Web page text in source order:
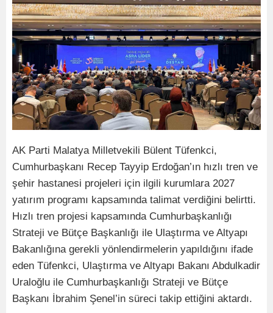
AK Parti Malatya Milletvekili Bülent Tüfenkci,
Cumhurbaşkanı Recep Tayyip Erdoğan’ın hızlı tren ve
şehir hastanesi projeleri için ilgili kurumlara 2027
yatırım programı kapsamında talimat verdiğini belirtti.
Hızlı tren projesi kapsamında Cumhurbaşkanlığı
Strateji ve Bütçe Başkanlığı ile Ulaştırma ve Altyapı
Bakanlığına gerekli yönlendirmelerin yapıldığını ifade
eden Tüfenkci, Ulaştırma ve Altyapı Bakanı Abdulkadir
Uraloğlu ile Cumhurbaşkanlığı Strateji ve Bütçe
Başkanı İbrahim Şenel’in süreci takip ettiğini aktardı.